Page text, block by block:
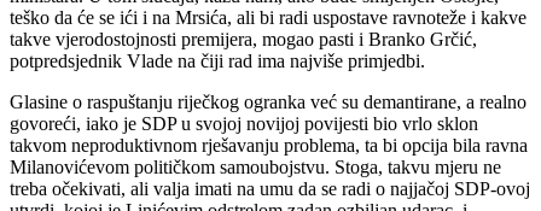
teško da će se ići i na Mrsića, ali bi radi uspostave ravnoteže i kakve
takve vjerodostojnosti premijera, mogao pasti i Branko Grčić,
potpredsjednik Vlade na čiji rad ima najviše primjedbi.
Glasine o raspuštanju riječkog ogranka već su demantirane, a realno
govoreći, iako je SDP u svojoj novijoj povijesti bio vrlo sklon
takvom neproduktivnom rješavanju problema, ta bi opcija bila ravna
Milanovićevom političkom samoubojstvu. Stoga, takvu mjeru ne
treba očekivati, ali valja imati na umu da se radi o najjačoj SDP-ovoj